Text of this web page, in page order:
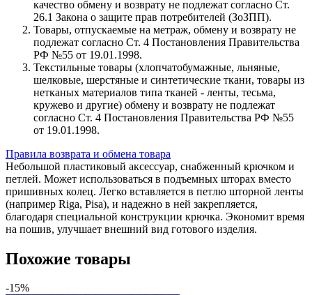
качество обмену и возврату не подлежат согласно Ст.
26.1 Закона о защите прав потребителей (ЗоЗПП).
Товары, отпускаемые на метраж, обмену и возврату не
подлежат согласно Ст. 4 Постановления Правительства
РФ №55 от 19.01.1998.
Текстильные товары (хлопчатобумажные, льняные,
шелковые, шерстяные и синтетические ткани, товары из
нетканых материалов типа тканей - ленты, тесьма,
кружево и другие) обмену и возврату не подлежат
согласно Ст. 4 Постановления Правительства РФ №55
от 19.01.1998.
Правила возврата и обмена товара
Небольшой пластиковый аксессуар, снабженный крючком и
петлей. Может использоваться в подъемных шторах вместо
пришивных колец. Легко вставляется в петлю шторной ленты
(например Riga, Pisa), и надежно в ней закрепляется,
благодаря специальной конструкции крючка. Экономит время
на пошив, улучшает внешний вид готового изделия.
Похожие товары
-15%